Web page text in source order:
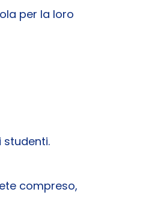
per la loro
studenti.
compreso,